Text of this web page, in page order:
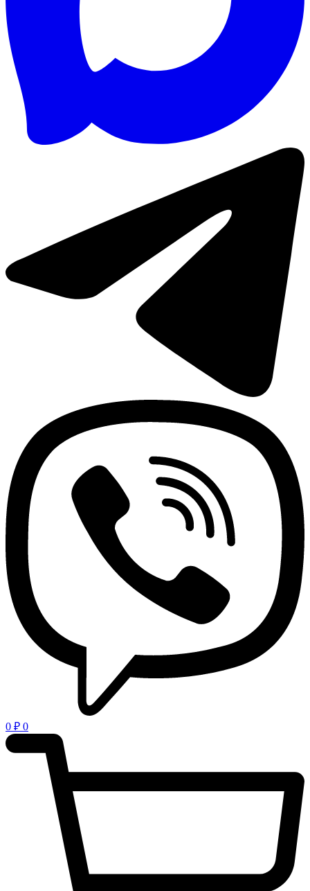
0 ₽ 0